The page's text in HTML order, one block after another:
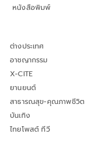
หนังสือพิมพ์
ต่างประเทศ
อาชญากรรม
X-CITE
ยานยนต์
สาธารณสุข-คุณภาพชีวิต
บันเทิง
ไทยโพสต์ ทีวี